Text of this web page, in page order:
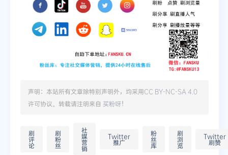
声明：本站所有文章除特别声明外，均采用CC BY-NC-SA 4.0
许可协议。转载请注明来自 买粉呀！
刷
评
论
刷
粉
丝
社
媒
营
销
Twitter
推广
粉
丝
库
刷
浏
览
Twitter
刷赞